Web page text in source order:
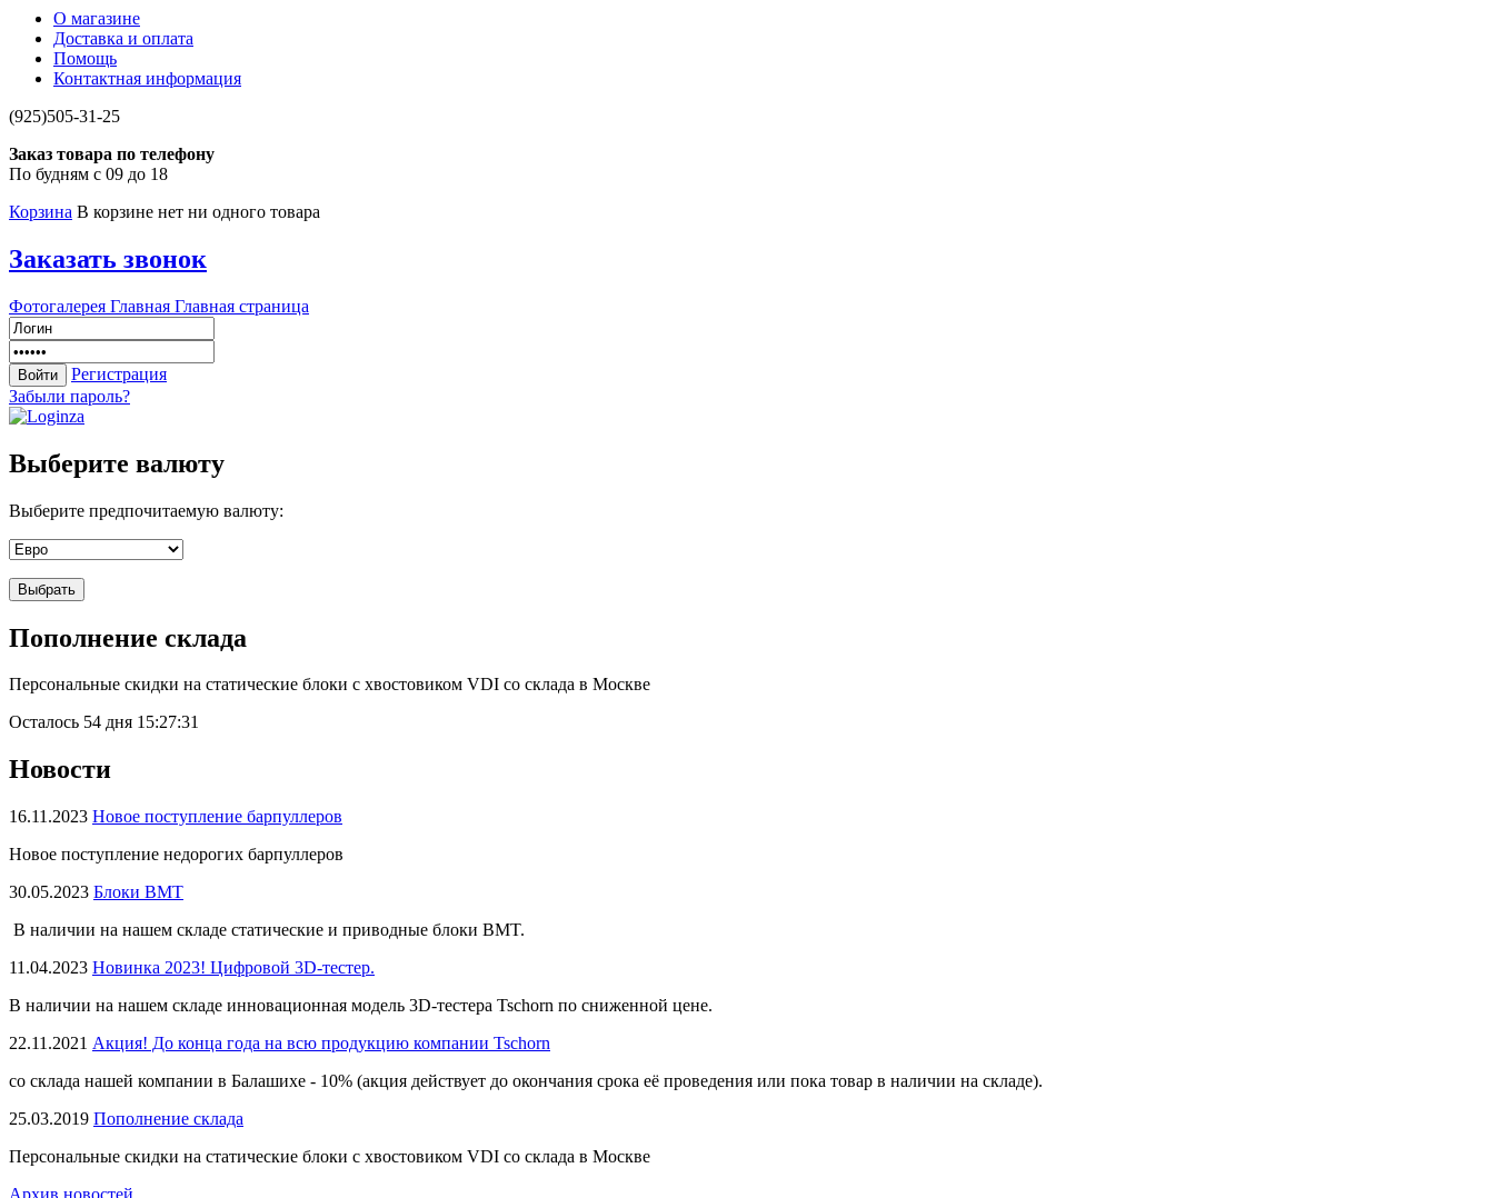
О магазине
Доставка и оплата
Помощь
Контактная информация
(925)505-31-25
Заказ товара по телефону
По будням с 09 до 18
Корзина В корзине нет ни одного товара
Заказать звонок
Фотогалерея Главная Главная страница
Регистрация
Забыли пароль?
Выберите валюту
Выберите предпочитаемую валюту:
Пополнение склада
Персональные скидки на статические блоки с хвостовиком VDI со склада в Москве
Осталось 54 дня 15:27:30
Новости
16.11.2023 Новое поступление барпуллеров
Новое поступление недорогих барпуллеров
30.05.2023 Блоки BMT
В наличии на нашем складе статические и приводные блоки BMT.
11.04.2023 Новинка 2023! Цифровой 3D-тестер.
В наличии на нашем складе инновационная модель 3D-тестера Tschorn по сниженной цене.
22.11.2021 Акция! До конца года на всю продукцию компании Tschorn
со склада нашей компании в Балашихе - 10% (акция действует до окончания срока её проведения или пока товар в наличии на складе).
25.03.2019 Пополнение склада
Персональные скидки на статические блоки с хвостовиком VDI со склада в Москве